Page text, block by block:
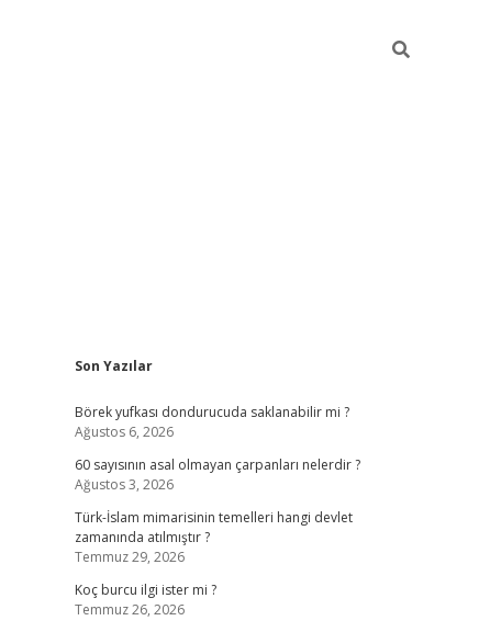
Sidebar
Son Yazılar
Börek yufkası dondurucuda saklanabilir mi ?
Ağustos 6, 2026
60 sayısının asal olmayan çarpanları nelerdir ?
Ağustos 3, 2026
Türk-İslam mimarisinin temelleri hangi devlet
zamanında atılmıştır ?
Temmuz 29, 2026
Koç burcu ilgi ister mi ?
Temmuz 26, 2026